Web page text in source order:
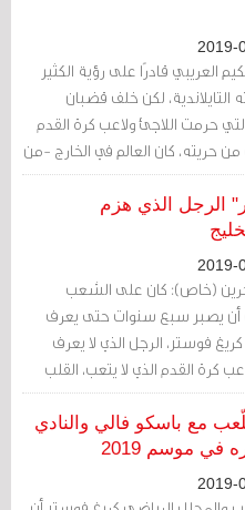
العريبي قادرًا على رؤية الكثير
التايلاندية، لكن خلف قضبان
حرمت اللاجئ ولاعب كرة القدم
من حريته، كان العالم في الخارج -من
بطريقة لم يكن ممكنًا له أبدًا
الرجل الذي هزم
(خاص): كان على الشعب
أن يصبر سبع سنوات حتى يعرف
كريغ فوستر، الرجل الذي لا يعرف
كرة القدم الذي لا يتعب، القلب
والإرادة الصلبة.
مع باسكو فالي والنادي